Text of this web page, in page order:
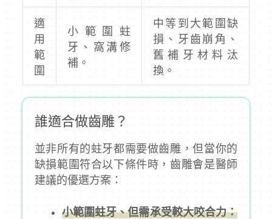
適
用
範
圍
小範圍蛀
牙、窩溝修
補。
中等到大範圍缺
損、牙齒崩角、
舊補牙材料汰
換。
誰適合做齒雕？
並非所有的蛀牙都需要做齒雕，但當你的
缺損範圍符合以下條件時，齒雕會是醫師
建議的優選方案：
小範圍蛀牙、但需承受較大咬合力：